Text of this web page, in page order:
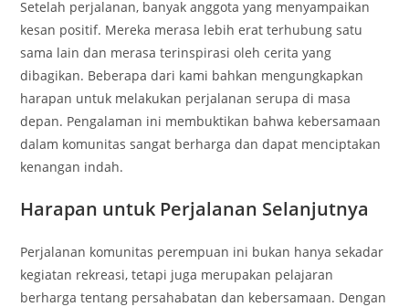
Setelah perjalanan, banyak anggota yang menyampaikan
kesan positif. Mereka merasa lebih erat terhubung satu
sama lain dan merasa terinspirasi oleh cerita yang
dibagikan. Beberapa dari kami bahkan mengungkapkan
harapan untuk melakukan perjalanan serupa di masa
depan. Pengalaman ini membuktikan bahwa kebersamaan
dalam komunitas sangat berharga dan dapat menciptakan
kenangan indah.
Harapan untuk Perjalanan Selanjutnya
Perjalanan komunitas perempuan ini bukan hanya sekadar
kegiatan rekreasi, tetapi juga merupakan pelajaran
berharga tentang persahabatan dan kebersamaan. Dengan